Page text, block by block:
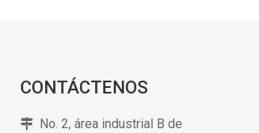
CONTÁCTENOS
 No. 2, área industrial B de